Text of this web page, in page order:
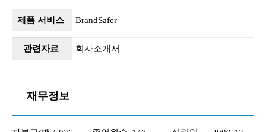
제품 서비스 BrandSafer
관련자료 회사소개서
재무정보